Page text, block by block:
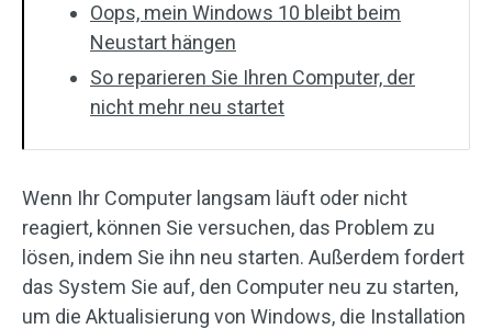
Oops, mein Windows 10 bleibt beim
Neustart hängen
So reparieren Sie Ihren Computer, der
nicht mehr neu startet
Wenn Ihr Computer langsam läuft oder nicht
reagiert, können Sie versuchen, das Problem zu
lösen, indem Sie ihn neu starten. Außerdem fordert
das System Sie auf, den Computer neu zu starten,
um die Aktualisierung von Windows, die Installation